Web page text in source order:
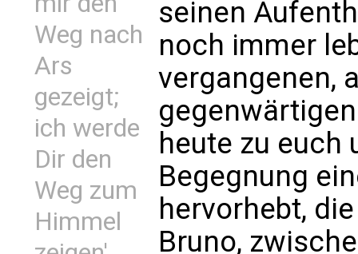
Weg nach
Ars
gezeigt;
ich werde
Dir den
Weg zum
Himmel
seinen
noch immer
vergangenen,
heute zu euch
Begegnung
hervorhebt,
Bruno,